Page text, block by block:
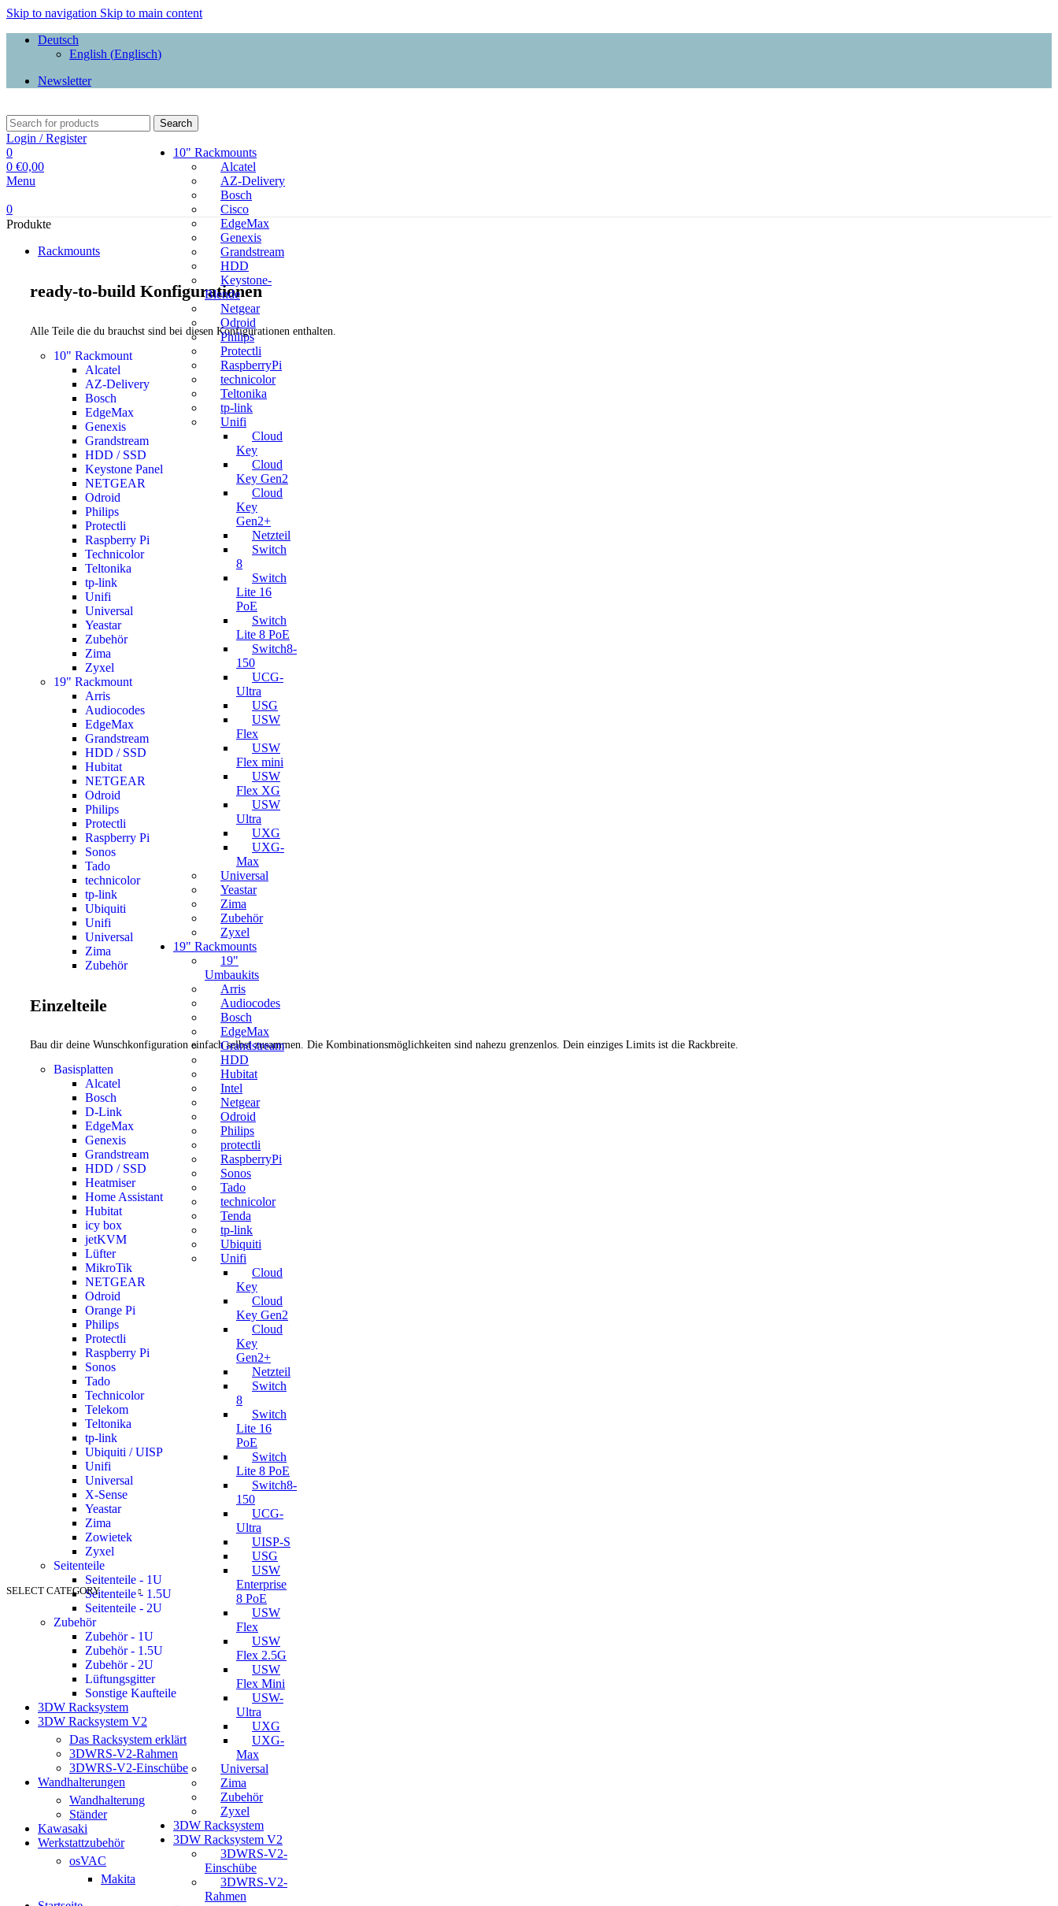
Skip to navigation Skip to main content
Deutsch
English (Englisch)
Newsletter
SELECT CATEGORY
10" Rackmounts
Alcatel
AZ-Delivery
Bosch
Cisco
EdgeMax
Genexis
Grandstream
HDD
Keystone-
Blende
Netgear
Odroid
Philips
Protectli
RaspberryPi
technicolor
Teltonika
tp-link
Unifi
Cloud
Key
Cloud
Key Gen2
Cloud
Key
Gen2+
Netzteil
Switch
8
Switch
Lite 16
PoE
Switch
Lite 8 PoE
Switch8-
150
UCG-
Ultra
USG
USW
Flex
USW
Flex mini
USW
Flex XG
USW
Ultra
UXG
UXG-
Max
Universal
Yeastar
Zima
Zubehör
Zyxel
19" Rackmounts
19"
Umbaukits
Arris
Audiocodes
Bosch
EdgeMax
Grandstream
HDD
Hubitat
Intel
Netgear
Odroid
Philips
protectli
RaspberryPi
Sonos
Tado
technicolor
Tenda
tp-link
Ubiquiti
Unifi
Cloud
Key
Cloud
Key Gen2
Cloud
Key
Gen2+
Netzteil
Switch
8
Switch
Lite 16
PoE
Switch
Lite 8 PoE
Switch8-
150
UCG-
Ultra
UISP-S
USG
USW
Enterprise
8 PoE
USW
Flex
USW
Flex 2.5G
USW
Flex Mini
USW-
Ultra
UXG
UXG-
Max
Universal
Zima
Zubehör
Zyxel
3DW Racksystem
3DW Racksystem V2
3DWRS-V2-
Einschübe
3DWRS-V2-
Rahmen
Search
Login / Register
0
0 €0,00
Menu
0
Produkte
Rackmounts
ready-to-build Konfigurationen
Alle Teile die du brauchst sind bei diesen Konfigurationen enthalten.
10" Rackmount
Alcatel
AZ-Delivery
Bosch
EdgeMax
Genexis
Grandstream
HDD / SSD
Keystone Panel
NETGEAR
Odroid
Philips
Protectli
Raspberry Pi
Technicolor
Teltonika
tp-link
Unifi
Universal
Yeastar
Zubehör
Zima
Zyxel
19" Rackmount
Arris
Audiocodes
EdgeMax
Grandstream
HDD / SSD
Hubitat
NETGEAR
Odroid
Philips
Protectli
Raspberry Pi
Sonos
Tado
technicolor
tp-link
Ubiquiti
Unifi
Universal
Zima
Zubehör
Einzelteile
Bau dir deine Wunschkonfiguration einfach selbst zusammen. Die Kombinationsmöglichkeiten sind nahezu grenzenlos. Dein einziges Limits ist die Rackbreite.
Basisplatten
Alcatel
Bosch
D-Link
EdgeMax
Genexis
Grandstream
HDD / SSD
Heatmiser
Home Assistant
Hubitat
icy box
jetKVM
Lüfter
MikroTik
NETGEAR
Odroid
Orange Pi
Philips
Protectli
Raspberry Pi
Sonos
Tado
Technicolor
Telekom
Teltonika
tp-link
Ubiquiti / UISP
Unifi
Universal
X-Sense
Yeastar
Zima
Zowietek
Zyxel
Seitenteile
Seitenteile - 1U
Seitenteile - 1.5U
Seitenteile - 2U
Zubehör
Zubehör - 1U
Zubehör - 1.5U
Zubehör - 2U
Lüftungsgitter
Sonstige Kaufteile
3DW Racksystem
3DW Racksystem V2
Das Racksystem erklärt
3DWRS-V2-Rahmen
3DWRS-V2-Einschübe
Wandhalterungen
Wandhalterung
Ständer
Kawasaki
Werkstattzubehör
osVAC
Makita